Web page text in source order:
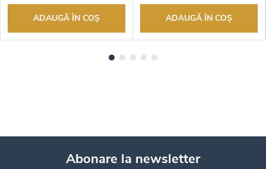
ADAUGĂ ÎN COŞ ADAUGĂ ÎN COŞ
Abonare la newsletter